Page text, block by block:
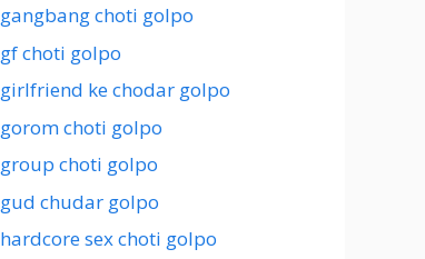
gangbang choti golpo
gf choti golpo
girlfriend ke chodar golpo
gorom choti golpo
group choti golpo
gud chudar golpo
hardcore sex choti golpo